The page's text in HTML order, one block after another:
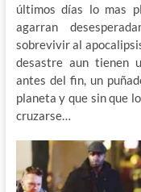
últimos días lo mas
agarran
sobrevivir al
desastre aun tienen
antes del fin, un
planeta y que sin que
cruzarse…